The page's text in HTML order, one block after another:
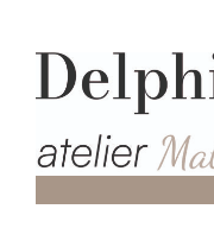
contenu